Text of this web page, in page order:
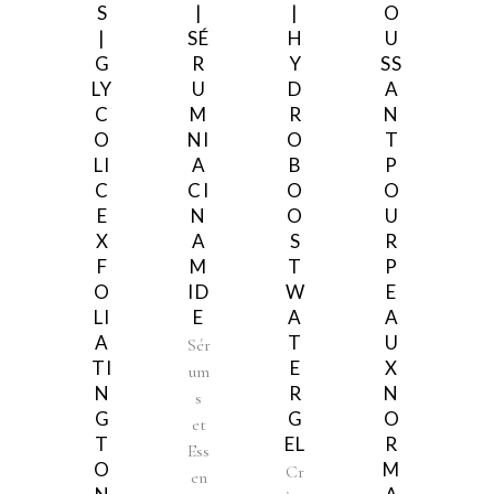
S
|
G
LY
C
O
LI
C
E
X
F
O
LI
A
TI
N
G
T
O
|
SÉ
R
U
M
NI
A
CI
N
A
M
ID
E
Sér
um
s
et
Ess
en
|
H
Y
D
R
O
B
O
O
S
T
W
A
T
E
R
G
EL
Cr
O
U
SS
A
N
T
P
O
U
R
P
E
A
U
X
N
O
R
M